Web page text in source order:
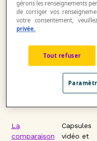
Lampes et
zone de
détection
Dessiner
angles afin
détection
de
La
comparaison
Capsules
vidéo et
gérons les renseignements
de corriger vos
votre consentement,
privée.
Tout refuser